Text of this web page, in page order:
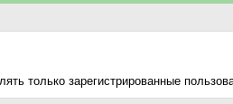
только зарегистрированные